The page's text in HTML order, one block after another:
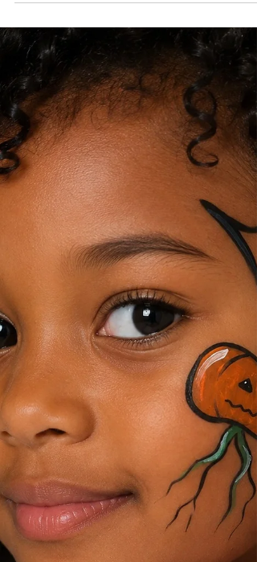
Leer eenvoudig duivel schminken met deze stap-
beginners, kinderen, Halloweenfeestjes en
verkleedfeestjes.